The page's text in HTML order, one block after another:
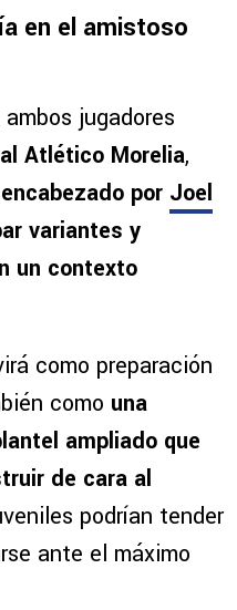
en el amistoso
jugadores
Atlético Morelia,
por Joel
variantes y
un contexto
como preparación
como una
ampliado que
de cara al
podrían tender
ante el máximo